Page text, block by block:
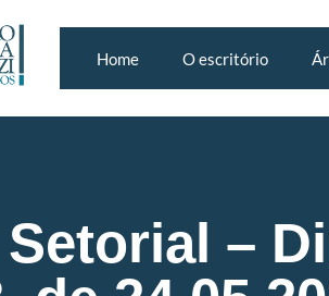
Home O escritório
Setorial –